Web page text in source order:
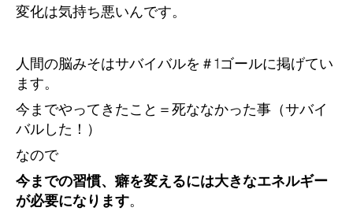
変化は気持ち悪いんです。
人間の脳みそはサバイバルを＃1ゴールに掲げてい
ます。
今までやってきたこと ＝死ななかった事（サバイ
バルした！）
なので
今までの習慣、癖を変えるには大きなエネルギー
が必要になります。